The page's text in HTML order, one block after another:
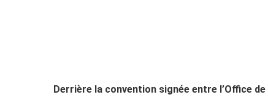
Derrière la convention signée entre l’Office